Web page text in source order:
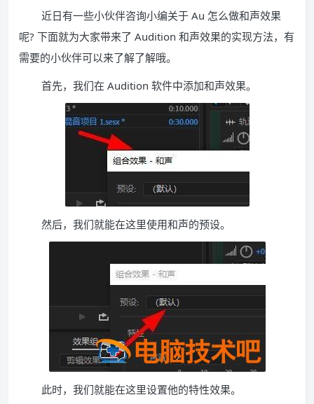
近日有一些小伙伴咨询小编关于 Au 怎么做和声效果
呢? 下面就为大家带来了 Audition 和声效果的实现方法，有
需要的小伙伴可以来了解了解哦。
首先，我们在 Audition 软件中添加和声效果。
然后，我们就能在这里使用和声的预设。
此时，我们就能在这里设置他的特性效果。